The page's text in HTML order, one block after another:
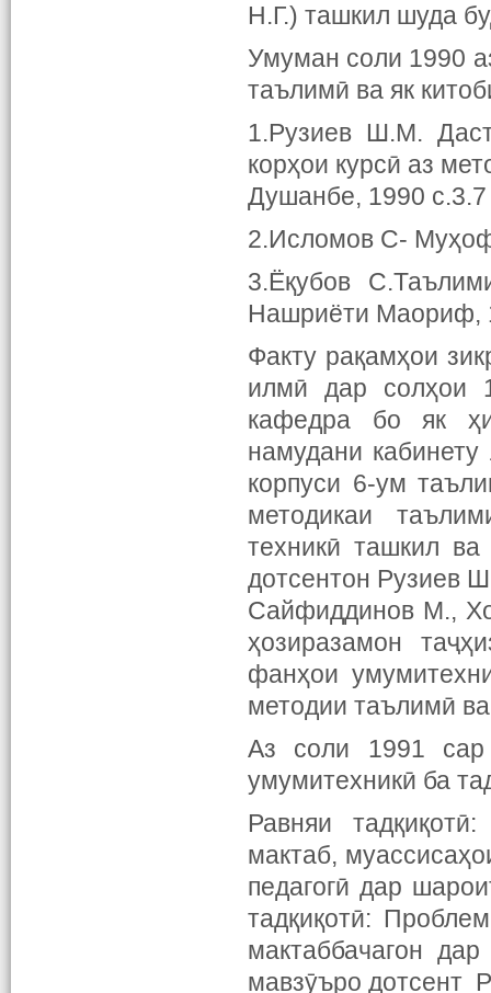
Н.Г.) ташкил шуда
Умуман соли 1990
таълимӣ ва як
1.Рузиев Ш.М.
корҳои курсӣ аз
Душанбе, 1990 с.3.7
2.Исломов С-
3.Ёқубов
Нашриёти Маориф,
Факту рақамҳои
илмӣ дар солҳои
кафедра бо як
намудани
корпуси 6-ум
методикаи
техникӣ ташкил
дотсентон Рузиев
Сайфиддинов М.,
ҳозиразамон
фанҳои
методии таълимӣ
Аз соли 1991 cap
умумитехникӣ ба
Равняи
мактаб,
педагогӣ дар
тадқиқотӣ:
мактаббачагон
мавзӯъро дотсент